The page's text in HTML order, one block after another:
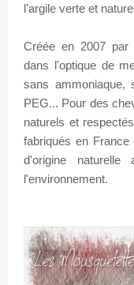
l'argile verte et
Créée en 2007 par
dans l'optique de
sans ammoniaque,
PEG... Pour des
naturels et
fabriqués en
d'origine
l'environnement.